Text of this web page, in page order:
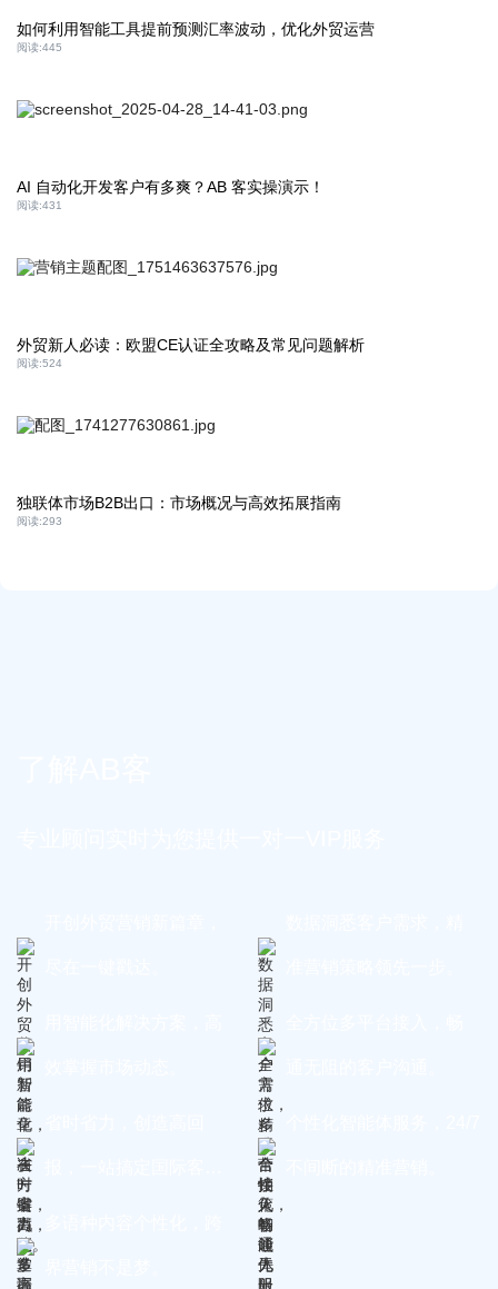
如何利用智能工具提前预测汇率波动，优化外贸运营
阅读:445
AI 自动化开发客户有多爽？AB 客实操演示！
阅读:431
外贸新人必读：欧盟CE认证全攻略及常见问题解析
阅读:524
独联体市场B2B出口：市场概况与高效拓展指南
阅读:293